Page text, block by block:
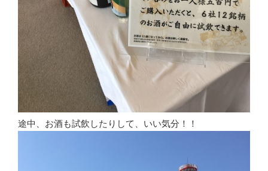
途中、お酒も試飲したりして、いい気分！！